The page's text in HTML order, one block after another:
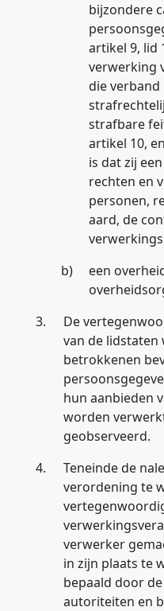
bijzondere
artikel 9, lid
verwerking
die
strafbare
artikel 10,
is dat zij
rechten en
personen,
aard, de
b)
een
3.
De
van de lidstaten
betrokkenen
hun aanbieden
worden
geobserveerd.
4.
Teneinde de
verordening te
verwerker
in zijn plaats te
bepaald door
autoriteiten en